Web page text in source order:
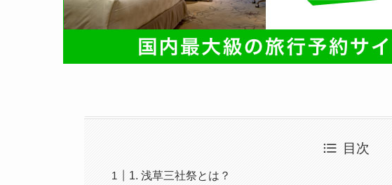
目次
1. 浅草三社祭とは？